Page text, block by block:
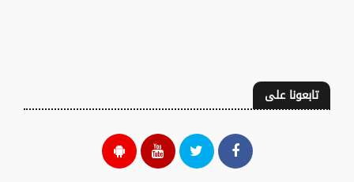
تابعونا على